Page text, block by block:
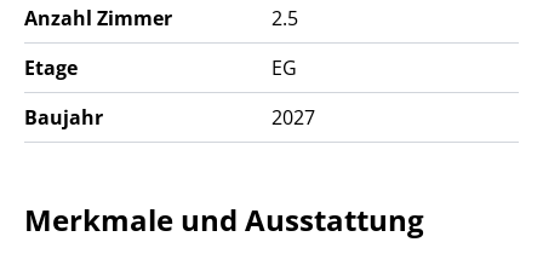
Anzahl Zimmer
2.5
Etage
EG
Baujahr
2027
Merkmale und Ausstattung